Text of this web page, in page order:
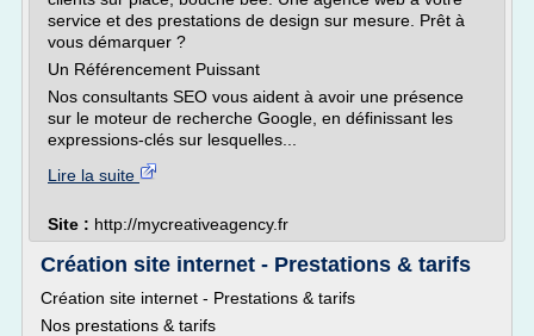
service et des prestations de design sur mesure. Prêt à
vous démarquer ?
Un Référencement Puissant
Nos consultants SEO vous aident à avoir une présence
sur le moteur de recherche Google, en définissant les
expressions-clés sur lesquelles...
Lire la suite
Site : http://mycreativeagency.fr
Création site internet - Prestations & tarifs
Création site internet - Prestations & tarifs
Nos prestations & tarifs